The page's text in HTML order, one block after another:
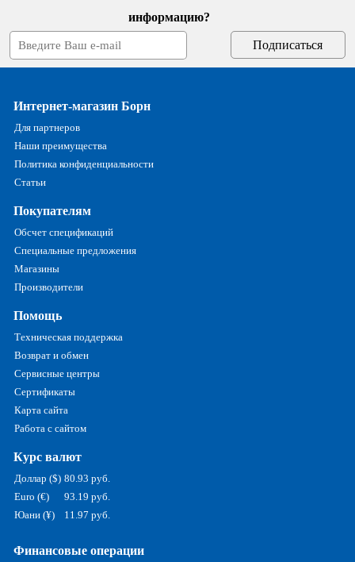
информацию?
Интернет-магазин Борн
Для партнеров
Наши преимущества
Политика конфиденциальности
Статьи
Покупателям
Обсчет спецификаций
Специальные предложения
Магазины
Производители
Помощь
Техническая поддержка
Возврат и обмен
Сервисные центры
Сертификаты
Карта сайта
Работа с сайтом
Курс валют
Доллар ($) 80.93 руб.
Euro (€)
93.19 руб.
Юани (¥)
11.97 руб.
Финансовые операции